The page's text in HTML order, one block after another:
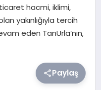
hacmi, iklimi,
yakınlığıyla tercih
eden TanUrla’nın,
Paylaş